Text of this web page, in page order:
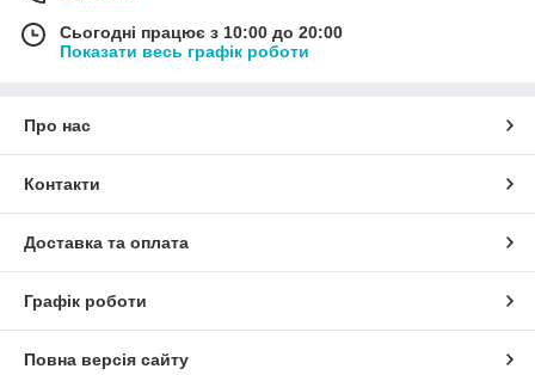
Сьогодні працює з 10:00 до 20:00
Показати весь графік роботи
Про нас
Контакти
Доставка та оплата
Графік роботи
Повна версія сайту